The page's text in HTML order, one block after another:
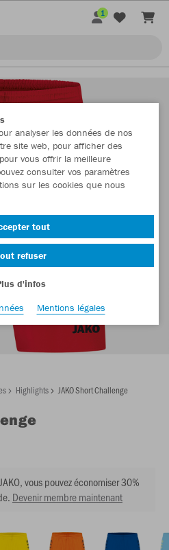
1
Highlights JAKO Short Challenge
vous pouvez économiser 30%
Devenir membre maintenant
analyser les données de nos
site web, pour afficher des
vous offrir la meilleure
consulter vos paramètres
sur les cookies que nous
tout
refuser
d'infos
Mentions légales